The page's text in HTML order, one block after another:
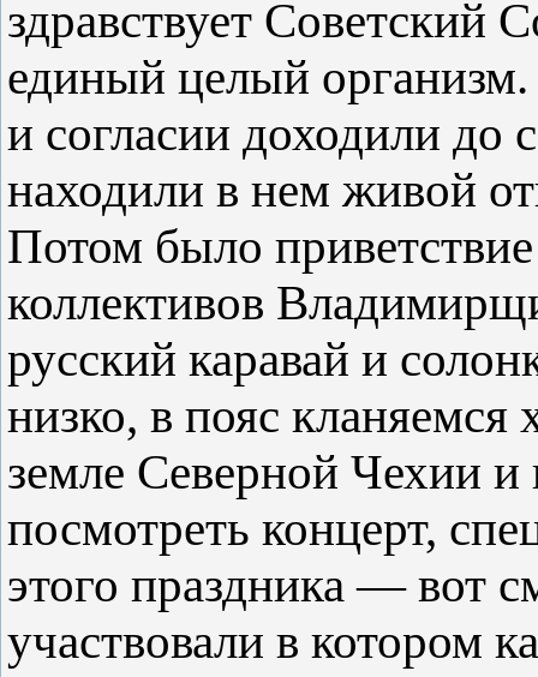
здравствует Советский
единый целый
и согласии доходили до
находили в нем живой
Потом было
коллективов
русский каравай и
низко, в пояс
земле Северной Чехии и
посмотреть концерт,
этого праздника — вот
участвовали в котором